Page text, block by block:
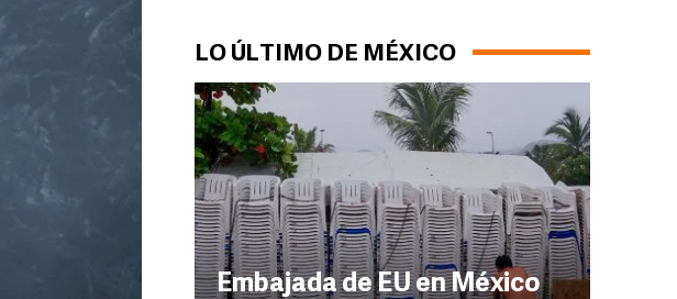
LO ÚLTIMO DE MÉXICO
Embajada de EU en México